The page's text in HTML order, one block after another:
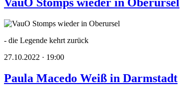
VauO Stomps wieder in Oberursel
- die Legende kehrt zurück
27.10.2022 · 19:00
Paula Macedo Weiß in Darmstadt